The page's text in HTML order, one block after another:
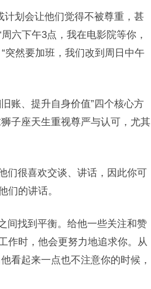
计划会让他们觉得不被尊重，甚
六下午3点，我在电影院等你，
突然要加班，我们改到周日中午
账、提升自身价值”四个核心方
子座天生重视尊严与认可，尤其
们很喜欢交谈、讲话，因此你可
们的讲话。
间找到平衡。给他一些关注和赞
作时，他会更努力地追求你。从
看起来一点也不注意你的时候，